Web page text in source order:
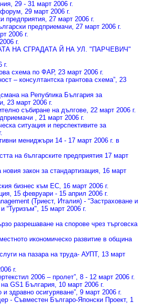
, 29 - 31 март 2006 г.
форум , 29 март 2006 г.
предприятия , 27 март 2006 г.
предприемачи , 27 март 2006 г.
2006 г.
г.
НА СГРАДАТА Й НА УЛ. "ПАРЧЕВИЧ"
г.
схема по ФАР, 23 март 2006 г.
– консултантска грантова схема” , 23
на Република България за
, 23 март 2006 г.
събиране на дългове , 22 март 2006 г.
, 21 март 2006 г.
ситуация и перспективите за
мениджъри 14 - 17 март 2006 г. в
на българските предприятия 17 март
закон за стандартизация , 16 март
бизнес към ЕС , 16 март 2006 г.
, 15 февруари - 15 април 2006 г.
(Триест, Италия) - “Застраховане и
“Туризъм" , 15 март 2006 г.
разрешаване на спорове чрез търговска
икономическо развитие в община
на пазара на труда- АУПТ, 13 март
г.
2006 – пролет” , 8 - 12 март 2006 г.
GS1 България , 10 март 2006 г.
здравно осигуряване” , 9 март 2006 г.
- Съвместен Българо-Японски Проект, 1